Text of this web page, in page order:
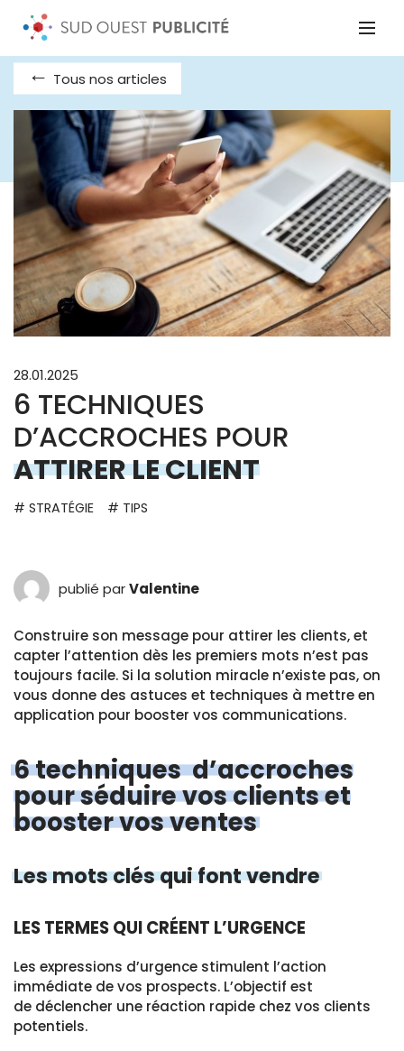
Tous nos articles
28.01.2025
6 TECHNIQUES
D’ACCROCHES POUR
ATTIRER LE CLIENT
# STRATÉGIE # TIPS
publié parValentine
Construire son message pour attirer les clients, et
capter l’attention dès les premiers mots n’est pas
toujours facile. Si la solution miracle n’existe pas, on
vous donne des astuces et techniques à mettre en
application pour booster vos communications.
6 techniques d’accroches
pour séduire vos clients et
booster vos ventes
Les mots clés qui font vendre
LES TERMES QUI CRÉENT L’URGENCE
Les expressions d’urgence stimulent l’action
immédiate de vos prospects. L’objectif est
de déclencher une réaction rapide chez vos clients
potentiels.